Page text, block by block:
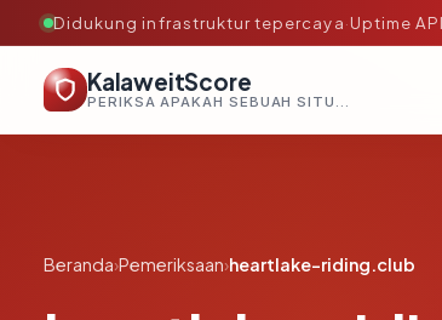
Didukung infrastruktur tepercaya·Uptime
KalaweitScore
PERIKSA APAKAH SEBUAH SITUS AMAN, TEPERCAYA, DAN TERVERIFIKASI DALAM HITUNGAN DETIK.
Beranda›Pemeriksaan›heartlake-riding.club